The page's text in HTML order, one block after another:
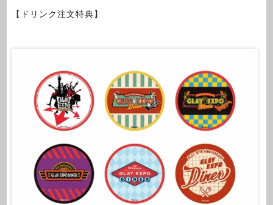
【ドリンク注文特典】